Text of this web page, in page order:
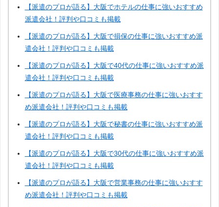
【派遣のプロが語る】大阪でホテルの仕事に強いおすすめ
派遣会社！評判や口コミも掲載
【派遣のプロが語る】大阪で損保の仕事に強いおすすめ派
遣会社！評判や口コミも掲載
【派遣のプロが語る】大阪で40代の仕事に強いおすすめ派
遣会社！評判や口コミも掲載
【派遣のプロが語る】大阪で医療事務の仕事に強いおすす
め派遣会社！評判や口コミも掲載
【派遣のプロが語る】大阪で秘書の仕事に強いおすすめ派
遣会社！評判や口コミも掲載
【派遣のプロが語る】大阪で30代の仕事に強いおすすめ派
遣会社！評判や口コミも掲載
【派遣のプロが語る】大阪で営業事務の仕事に強いおすす
め派遣会社！評判や口コミも掲載